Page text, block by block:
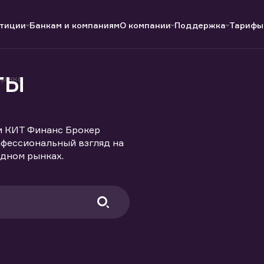
Банкам и компаниямО компании Поддержка Тарифы
КИТ Финанс Брокер
взгляд на
рынках.